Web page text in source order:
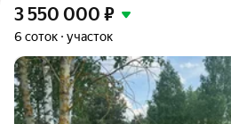
3 550 000 ₽
6 соток участок